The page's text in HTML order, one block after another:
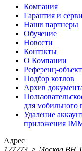
Компания
Гарантия и
Наши партнеры
Обучение
Новости
Контакты
О Компании
Референц-
Подбор котлов
Архив
для мобильного
Удаление
приложения
Адрес
127273, г. Москва